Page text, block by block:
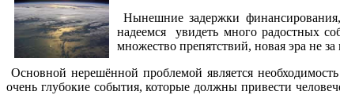
Нынешние задержки
надеемся увидеть много радостных
множество препятствий, новая эра не
Основной нерешённой проблемой является
очень глубокие события, которые должны привести